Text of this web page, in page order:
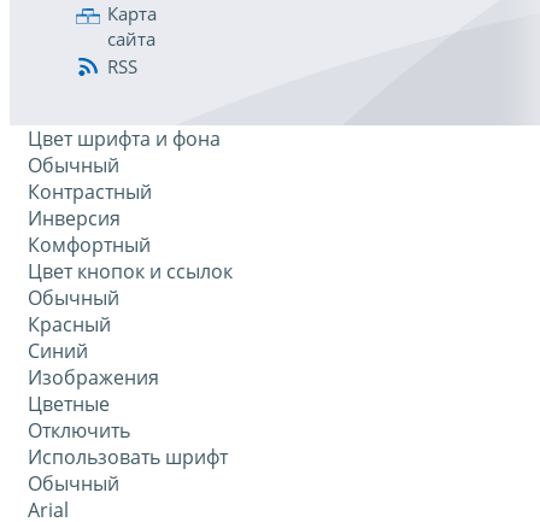
Карта
сайта
RSS
Цвет шрифта и фона
Обычный
Контрастный
Инверсия
Комфортный
Цвет кнопок и ссылок
Обычный
Красный
Синий
Изображения
Цветные
Отключить
Использовать шрифт
Обычный
Arial